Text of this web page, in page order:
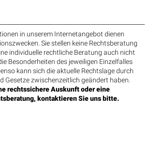
in unserem Internetangebot dienen
Sie stellen keine Rechtsberatung
individuelle rechtliche Beratung auch nicht
Besonderheiten des jeweiligen Einzelfalles
kann sich die aktuelle Rechtslage durch
Gesetze zwischenzeitlich geändert haben.
rechtssichere Auskunft oder eine
kontaktieren Sie uns bitte.